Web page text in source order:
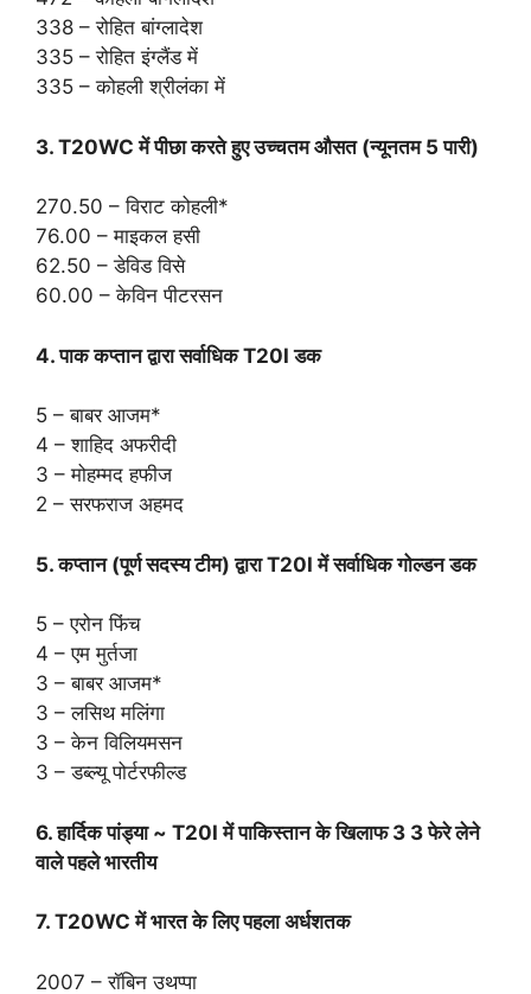
338 – रोहित बांग्लादेश
335 – रोहित इंग्लैंड में
335 – कोहली श्रीलंका में
3. T20WC में पीछा करते हुए उच्चतम औसत (न्यूनतम 5 पारी)
270.50 – विराट कोहली*
76.00 – माइकल हसी
62.50 – डेविड विसे
60.00 – केविन पीटरसन
4. पाक कप्तान द्वारा सर्वाधिक T20I डक
5 – बाबर आजम*
4 – शाहिद अफरीदी
3 – मोहम्मद हफीज
2 – सरफराज अहमद
5. कप्तान (पूर्ण सदस्य टीम) द्वारा T20I में सर्वाधिक गोल्डन डक
5 – एरोन फिंच
4 – एम मुर्तजा
3 – बाबर आजम*
3 – लसिथ मलिंगा
3 – केन विलियमसन
3 – डब्ल्यू पोर्टरफील्ड
6. हार्दिक पांड्या ~ T20I में पाकिस्तान के खिलाफ 3 3 फेरे लेने
वाले पहले भारतीय
7. T20WC में भारत के लिए पहला अर्धशतक
2007 – रॉबिन उथप्पा